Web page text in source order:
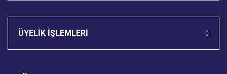
ÜYELİK İŞLEMLERİ